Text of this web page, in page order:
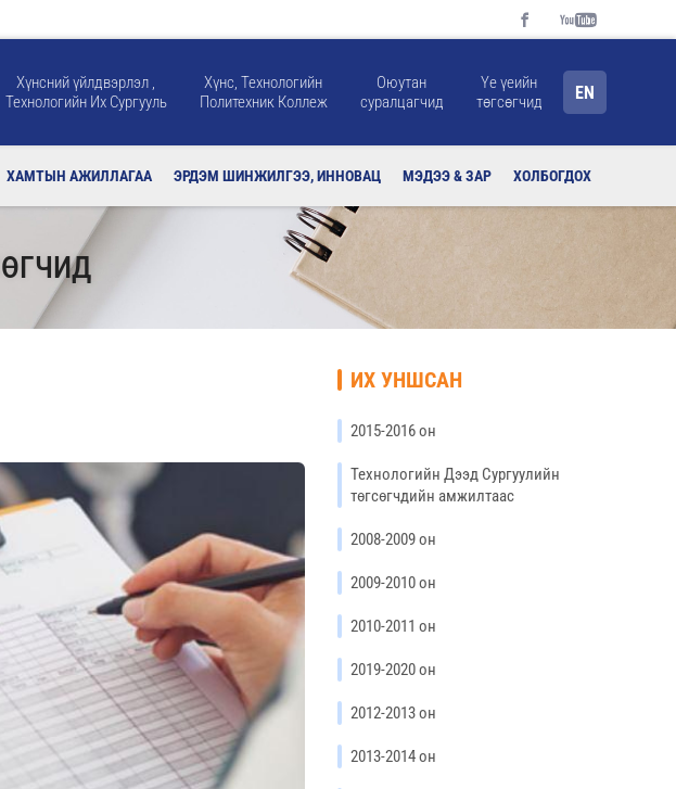
Хүнсний үйлдвэрлэл ,
Технологийн Их Сургууль
Хүнс, Технологийн
Политехник Коллеж
Оюутан
суралцагчид
Үе үеийн
төгсөгчид
EN
ХАМТЫН АЖИЛЛАГАА ЭРДЭМ ШИНЖИЛГЭЭ, ИННОВАЦ МЭДЭЭ & ЗАР ХОЛБОГДОХ
ИХ УНШСАН
2015-2016 он
Технологийн Дээд Сургуулийн
төгсөгчдийн амжилтаас
2008-2009 он
2009-2010 он
2010-2011 он
2019-2020 он
2012-2013 он
2013-2014 он